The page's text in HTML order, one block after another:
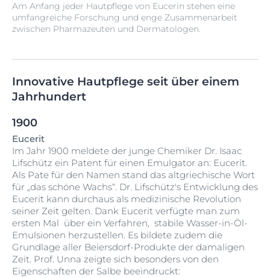
Am Anfang jeder Hautpflege von Eucerin stehen eine
umfangreiche Forschung und enge Zusammenarbeit
zwischen Pharmazeuten und Dermatologen.
Innovative Hautpflege seit über einem
Jahrhundert
1900
Eucerit
Im Jahr 1900 meldete der junge Chemiker Dr. Isaac
Lifschütz ein Patent für einen Emulgator an: Eucerit.
Als Pate für den Namen stand das altgriechische Wort
für „das schöne Wachs“. Dr. Lifschütz's Entwicklung des
Eucerit kann durchaus als medizinische Revolution
seiner Zeit gelten. Dank Eucerit verfügte man zum
ersten Mal über ein Verfahren, stabile Wasser-in-Öl-
Emulsionen herzustellen. Es bildete zudem die
Grundlage aller Beiersdorf-Produkte der damaligen
Zeit. Prof. Unna zeigte sich besonders von den
Eigenschaften der Salbe beeindruckt: